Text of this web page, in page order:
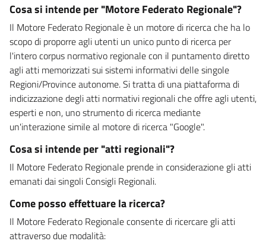
Cosa si intende per "Motore Federato Regionale"?
Il Motore Federato Regionale è un motore di ricerca che ha lo
scopo di proporre agli utenti un unico punto di ricerca per
l'intero corpus normativo regionale con il puntamento diretto
agli atti memorizzati sui sistemi informativi delle singole
Regioni/Province autonome. Si tratta di una piattaforma di
indicizzazione degli atti normativi regionali che offre agli utenti,
esperti e non, uno strumento di ricerca mediante
un'interazione simile al motore di ricerca "Google".
Cosa si intende per "atti regionali"?
Il Motore Federato Regionale prende in considerazione gli atti
emanati dai singoli Consigli Regionali.
Come posso effettuare la ricerca?
Il Motore Federato Regionale consente di ricercare gli atti
attraverso due modalità: